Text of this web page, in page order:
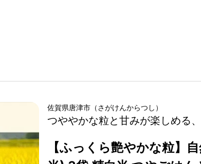
佐賀県唐津市 （さがけんからつし ）
つややかな粒と甘みが楽しめる
【ふっくら艶やかな粒】